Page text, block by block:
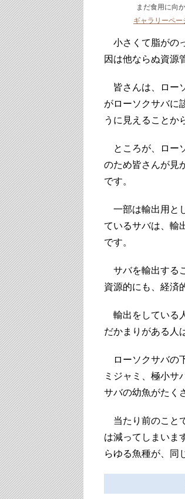
まだ食用に向
ギャラリーペー
小さくて脂がの
因は他ならぬ資源
皆さんは、ロー
がローソクサバに
うに見えることか
ところが、ロー
のため皆さんが見
です。
一部は輸出用と
ているサバは、輸
です。
サバを輸出する
資源的にも、経済
輸出をしている
だかまりがある人
ローソクサバの
ミジャミ、極小サ
サバの幼魚がたく
当たり前のこと
は減ってしまいま
らゆる魚種が、同